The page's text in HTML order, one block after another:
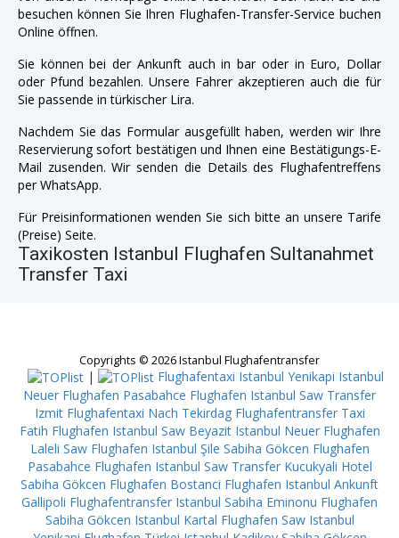
besuchen können Sie Ihren Flughafen-Transfer-Service buchen
Online öffnen.
Sie können bei der Ankunft auch in bar oder in Euro, Dollar
oder Pfund bezahlen. Unsere Fahrer akzeptieren auch die für
Sie passende in türkischer Lira.
Nachdem Sie das Formular ausgefüllt haben, werden wir Ihre
Reservierung sofort bestätigen und Ihnen eine Bestätigungs-E-
Mail zusenden. Wir senden die Details des Flughafentreffens
per WhatsApp.
Für Preisinformationen wenden Sie sich bitte an unsere Tarife
(Preise) Seite.
Taxikosten Istanbul Flughafen Sultanahmet
Transfer Taxi
Copyrights © 2026 Istanbul Flughafentransfer
| Flughafentaxi Istanbul Yenikapi Istanbul
Neuer Flughafen Pasabahce Flughafen Istanbul Saw Transfer
Izmit Flughafentaxi Nach Tekirdag Flughafentransfer Taxi
Fatih Flughafen Istanbul Saw Beyazit Istanbul Neuer Flughafen
Laleli Saw Flughafen Istanbul Şile Sabiha Gökcen Flughafen
Pasabahce Flughafen Istanbul Saw Transfer Kucukyali Hotel
Sabiha Gökcen Flughafen Bostanci Flughafen Istanbul Ankunft
Gallipoli Flughafentransfer Istanbul Sabiha Eminonu Flughafen
Sabiha Gökcen Istanbul Kartal Flughafen Saw Istanbul